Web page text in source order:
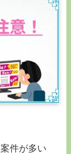
件が多い